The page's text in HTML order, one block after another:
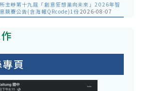
主辦第十九屆「創意狂想巢向未來」2026年智
競賽公告(含海報QRcode)1份2026-08-07
頁